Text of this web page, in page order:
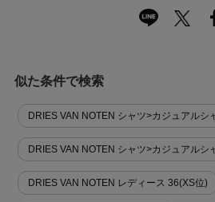
似た条件で検索
DRIES VAN NOTEN シャツ>カジュアルシ
DRIES VAN NOTEN シャツ>カジュアルシ
DRIES VAN NOTEN レディース 36(XS位)